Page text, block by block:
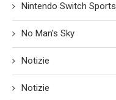
Nintendo Switch Sports
No Man's Sky
Notizie
Notizie